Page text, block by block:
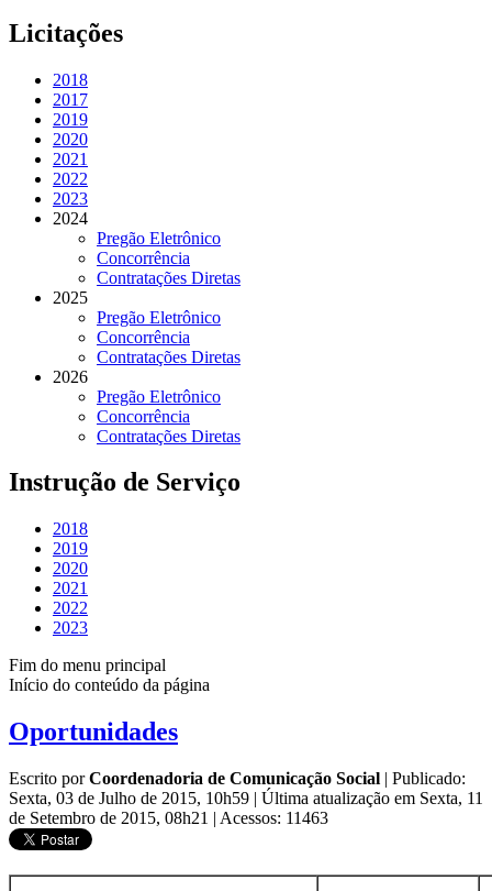
Licitações
2018
2017
2019
2020
2021
2022
2023
2024
Pregão Eletrônico
Concorrência
Contratações Diretas
2025
Pregão Eletrônico
Concorrência
Contratações Diretas
2026
Pregão Eletrônico
Concorrência
Contratações Diretas
Instrução de Serviço
2018
2019
2020
2021
2022
2023
Fim do menu principal
Início do conteúdo da página
Oportunidades
Escrito porCoordenadoria de Comunicação Social | Publicado:
Sexta, 03 de Julho de 2015, 10h59 | Última atualização em Sexta, 11
de Setembro de 2015, 08h21 | Acessos: 11463